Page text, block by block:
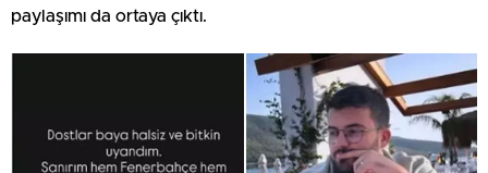
paylaşımı da ortaya çıktı.